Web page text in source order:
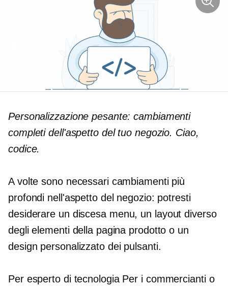
Personalizzazione pesante: cambiamenti
completi dell'aspetto del tuo negozio. Ciao,
codice.
A volte sono necessari cambiamenti più
profondi nell'aspetto del negozio: potresti
desiderare un discesamenu, un layout diverso
degli elementi della pagina prodotto o un
design personalizzato dei pulsanti.
Per esperto di tecnologiaPer i commercianti o